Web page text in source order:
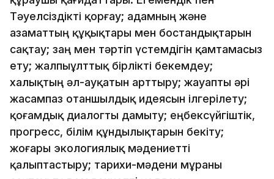
Тәуелсіздікті қорғау; адамның және
азаматтың құқықтары мен бостандықтарын
сақтау; заң мен тәртіп үстемдігін қамтамасыз
ету; жалпыұлттық бірлікті бекемдеу;
халықтың әл-ауқатын арттыру; жауапты әрі
жасампаз отаншылдық идеясын ілгерілету;
қоғам­дық диалогты дамыту; еңбексүйгіштік,
прогресс, білім құндылық­тарын бекіту;
жоғары экологиялық мәдениетті
қалыптастыру; тарихи-мәдени мұраны